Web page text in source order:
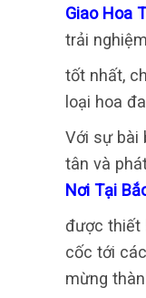
Giao Hoa
trải
tốt nhất,
loại hoa
Với sự bài
tân và
Nơi Tại
được thiết
cốc tới
mừng